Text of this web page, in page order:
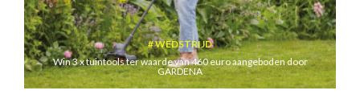
WEDSTRIJD
Win 3 x tuintools ter waarde van 460 euro aangeboden door
GARDENA